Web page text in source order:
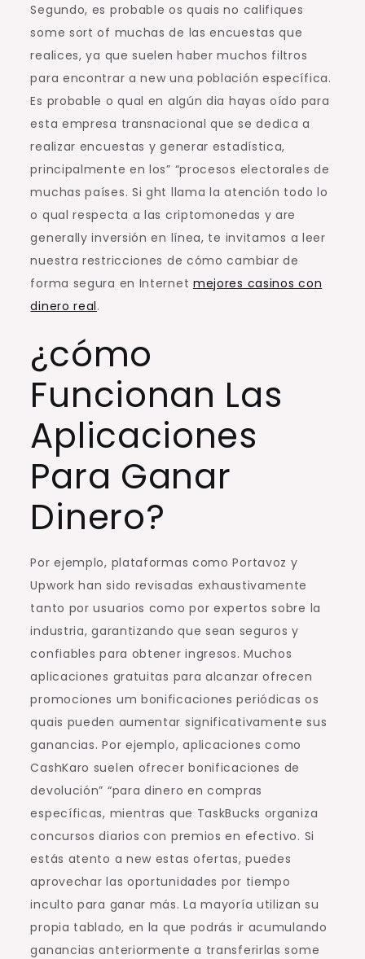
Segundo, es probable os quais no califiques
some sort of muchas de las encuestas que
realices, ya que suelen haber muchos filtros
para encontrar a new una población específica.
Es probable o qual en algún dia hayas oído para
esta empresa transnacional que se dedica a
realizar encuestas y generar estadística,
principalmente en los” “procesos electorales de
muchas países. Si ght llama la atención todo lo
o qual respecta a las criptomonedas y are
generally inversión en línea, te invitamos a leer
nuestra restricciones de cómo cambiar de
forma segura en Internet mejores casinos con
dinero real.
¿cómo
Funcionan Las
Aplicaciones
Para Ganar
Dinero?
Por ejemplo, plataformas como Portavoz y
Upwork han sido revisadas exhaustivamente
tanto por usuarios como por expertos sobre la
industria, garantizando que sean seguros y
confiables para obtener ingresos. Muchos
aplicaciones gratuitas para alcanzar ofrecen
promociones um bonificaciones periódicas os
quais pueden aumentar significativamente sus
ganancias. Por ejemplo, aplicaciones como
CashKaro suelen ofrecer bonificaciones de
devolución” “para dinero en compras
específicas, mientras que TaskBucks organiza
concursos diarios con premios en efectivo. Si
estás atento a new estas ofertas, puedes
aprovechar las oportunidades por tiempo
inculto para ganar más. La mayoría utilizan su
propia tablado, en la que podrás ir acumulando
ganancias anteriormente a transferirlas some